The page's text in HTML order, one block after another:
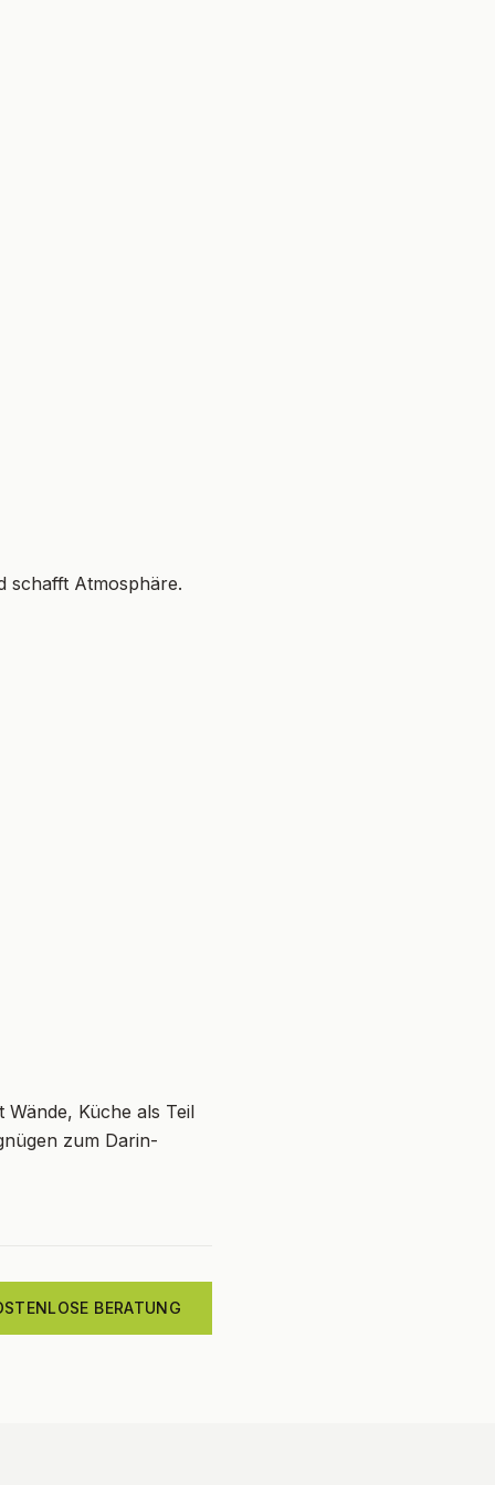
schafft Atmosphäre.
Küche als Teil
zum Darin-
BERATUNG